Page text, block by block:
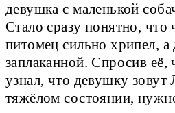
девушка с маленькой
Стало сразу понятно, что
питомец сильно хрипел,
заплаканной. Спросив её,
узнал, что девушку зовут
тяжёлом состоянии,